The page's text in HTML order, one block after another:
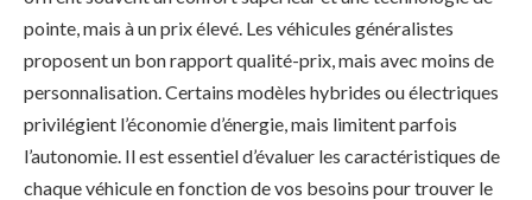
pointe, mais à un prix élevé. Les véhicules généralistes
proposent un bon rapport qualité-prix, mais avec moins de
personnalisation. Certains modèles hybrides ou électriques
privilégient l’économie d’énergie, mais limitent parfois
l’autonomie. Il est essentiel d’évaluer les caractéristiques de
chaque véhicule en fonction de vos besoins pour trouver le